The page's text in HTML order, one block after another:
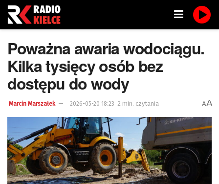
Poważna awaria wodociągu.
Kilka tysięcy osób bez
dostępu do wody
Marcin Marszałek 2026-05-20 18:23 2 min. czytania AA